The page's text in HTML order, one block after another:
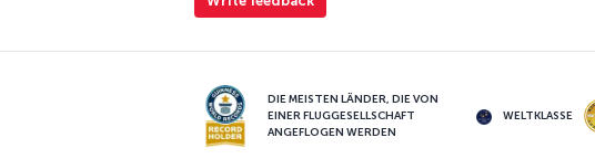
DIE MEISTEN LÄNDER, DIE VON
EINER FLUGGESELLSCHAFT
ANGEFLOGEN WERDEN
WELTKLASSE